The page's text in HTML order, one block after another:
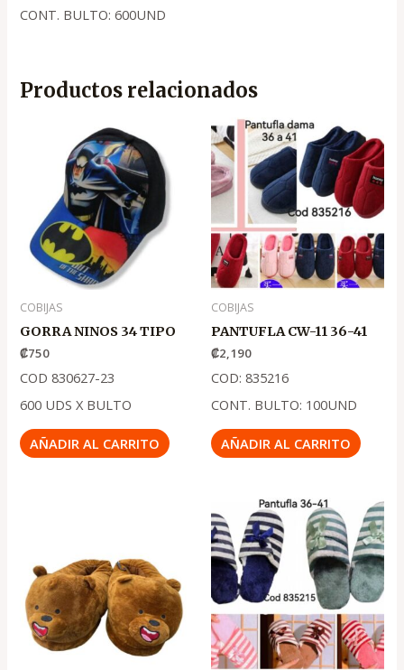
CONT. BULTO: 600UND
Productos relacionados
COBIJAS
GORRA NINOS 34 TIPO
₡750
COD 830627-23
600 UDS X BULTO
AÑADIR AL CARRITO
COBIJAS
PANTUFLA CW-11 36-41
₡2,190
COD: 835216
CONT. BULTO: 100UND
AÑADIR AL CARRITO